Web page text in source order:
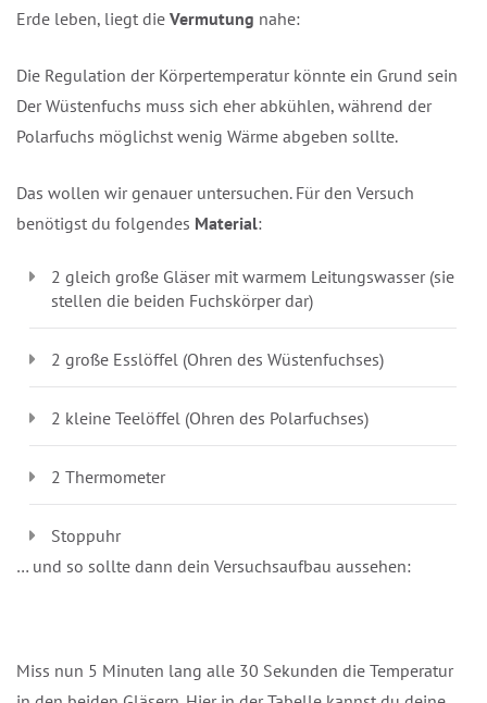
Erde leben, liegt die Vermutung nahe:
Die Regulation der Körpertemperatur könnte ein Grund sein.
Der Wüstenfuchs muss sich eher abkühlen, während der
Polarfuchs möglichst wenig Wärme abgeben sollte.
Das wollen wir genauer untersuchen. Für den Versuch
benötigst du folgendes Material:
2 gleich große Gläser mit warmem Leitungswasser (sie
stellen die beiden Fuchskörper dar)
2 große Esslöffel (Ohren des Wüstenfuchses)
2 kleine Teelöffel (Ohren des Polarfuchses)
2 Thermometer
Stoppuhr
… und so sollte dann dein Versuchsaufbau aussehen:
Miss nun 5 Minuten lang alle 30 Sekunden die Temperatur